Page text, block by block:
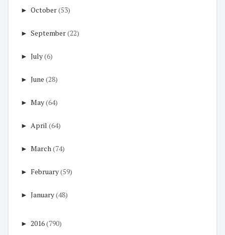
► October(53)
► September(22)
► July(6)
► June (28)
► May(64)
► April (64)
► March(74)
► February(59)
► January(48)
► 2016(790)